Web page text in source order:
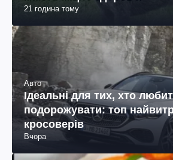
21 година тому
Авто
Ідеальні для тих, хто
подорожувати: топ
кросоверів
Вчора